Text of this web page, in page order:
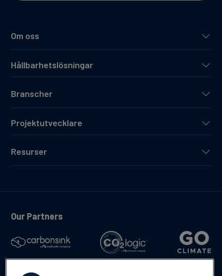
Om oss
Hållbarhetslösningar
Branscher
Projektutvecklare
Resurser
Our Partners